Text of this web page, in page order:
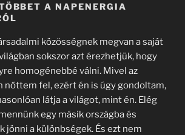
A NAPENERGIA
közösségnek megvan a saját
sokszor azt érezhetjük, hogy
homogénebbé válni. Mivel az
nőttem fel, ezért én is úgy gondoltam,
látja a világot, mint én. Elég
egy másik országba és
jönni a különbségek. És ezt nem